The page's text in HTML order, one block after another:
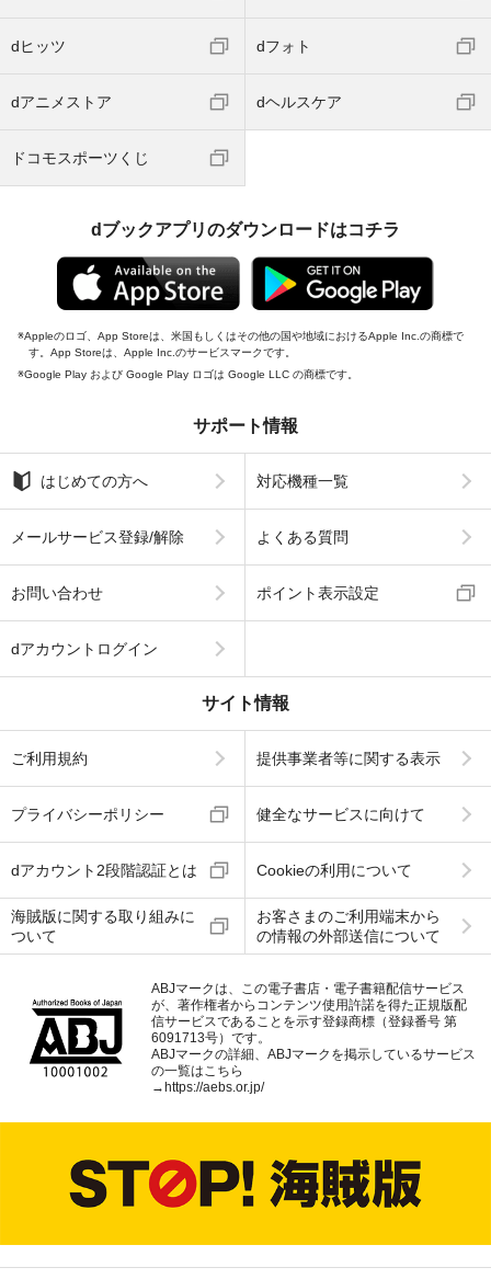
dヒッツ dフォト
dアニメストア dヘルスケア
ドコモスポーツくじ
dブックアプリのダウンロードはコチラ
Appleのロゴ、App Storeは、米国もしくはその他の国や地域におけるApple Inc.の商標で
す。App Storeは、Apple Inc.のサービスマークです。
Google Play および Google Play ロゴは Google LLC の商標です。
サポート情報
はじめての方へ 対応機種一覧
メールサービス登録/解除 よくある質問
お問い合わせ ポイント表示設定
dアカウントログイン
サイト情報
ご利用規約 提供事業者等に関する表示
プライバシーポリシー 健全なサービスに向けて
dアカウント2段階認証とは Cookieの利用について
海賊版に関する取り組みに
ついて
お客さまのご利用端末から
の情報の外部送信について
ABJマークは、この電子書店・電子書籍配信サービス
が、著作権者からコンテンツ使用許諾を得た正規版配
信サービスであることを示す登録商標（登録番号 第
6091713号）です。
ABJマークの詳細、ABJマークを掲示しているサービス
の一覧はこちら
→https://aebs.or.jp/